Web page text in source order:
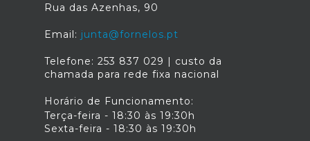
Rua das Azenhas, 90
Email: junta@fornelos.pt
Telefone: 253 837 029 | custo da
chamada para rede fixa nacional
Horário de Funcionamento:
Terça-feira - 18:30 às 19:30h
Sexta-feira - 18:30 às 19:30h